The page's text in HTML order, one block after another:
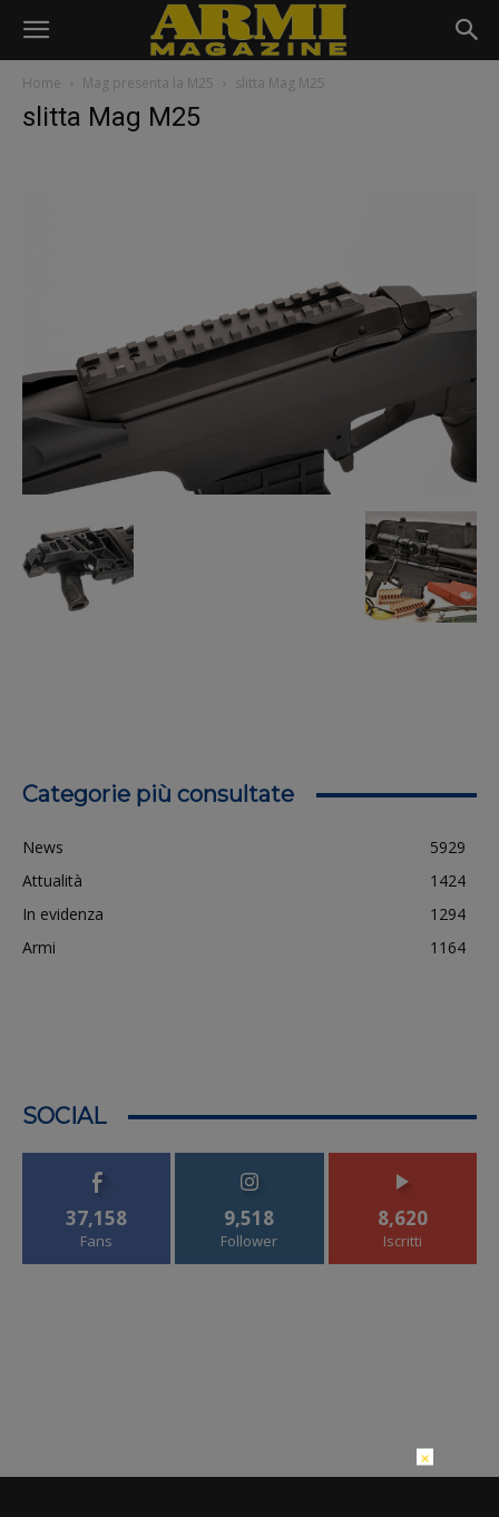
Home Mag presenta la M25 slitta Mag M25
slitta Mag M25
Categorie più consultate
News
5929
Attualità
1424
In evidenza
1294
Armi
1164
SOCIAL
37,158
Fans
9,518
Follower
8,620
Iscritti
×